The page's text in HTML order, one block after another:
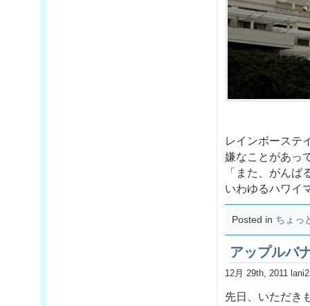
レインボーステ
嫌なことがあっ
「また、がん
いわゆるハワイ
Posted in ちょっ
アップルバ
12月 29th, 2011
先日、いただき